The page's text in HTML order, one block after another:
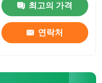
최고의 가격
연락처